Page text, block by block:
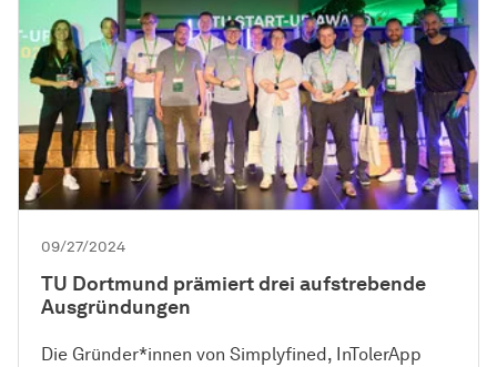
09/27/2024
TU Dortmund prämiert drei aufstrebende
Ausgründungen
Die Gründer*innen von Simplyfined, InTolerApp